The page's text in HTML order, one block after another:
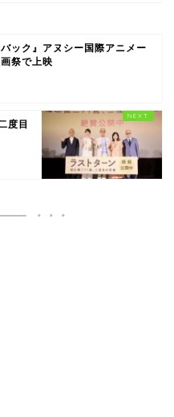
バック』アヌシー国際アニメー
祭で上映
度目